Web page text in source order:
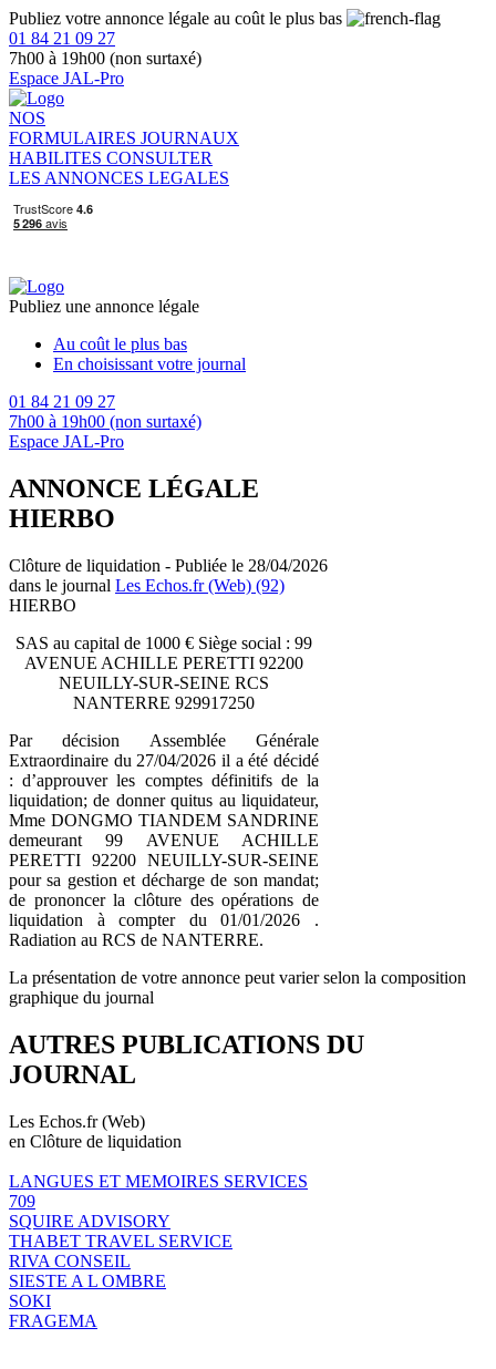
Publiez votre annonce légale au coût le plus bas
01 84 21 09 27
7h00 à 19h00 (non surtaxé)
Espace JAL-Pro
NOS
FORMULAIRES JOURNAUX
HABILITES CONSULTER
LES ANNONCES LEGALES
Publiez une annonce légale
Au coût le plus bas
En choisissant votre journal
01 84 21 09 27
7h00 à 19h00 (non surtaxé)
Espace JAL-Pro
ANNONCE LÉGALE
HIERBO
Clôture de liquidation - Publiée le 28/04/2026
dans le journal Les Echos.fr (Web) (92)
HIERBO
SAS au capital de 1000 € Siège social : 99
AVENUE ACHILLE PERETTI 92200
NEUILLY-SUR-SEINE RCS
NANTERRE 929917250
Par décision Assemblée Générale
Extraordinaire du 27/04/2026 il a été décidé
: d’approuver les comptes définitifs de la
liquidation; de donner quitus au liquidateur,
Mme DONGMO TIANDEM SANDRINE
demeurant 99 AVENUE ACHILLE
PERETTI 92200 NEUILLY-SUR-SEINE
pour sa gestion et décharge de son mandat;
de prononcer la clôture des opérations de
liquidation à compter du 01/01/2026 .
Radiation au RCS de NANTERRE.
La présentation de votre annonce peut varier selon la composition
graphique du journal
AUTRES PUBLICATIONS DU
JOURNAL
Les Echos.fr (Web)
en Clôture de liquidation
LANGUES ET MEMOIRES SERVICES
709
SQUIRE ADVISORY
THABET TRAVEL SERVICE
RIVA CONSEIL
SIESTE A L OMBRE
SOKI
FRAGEMA